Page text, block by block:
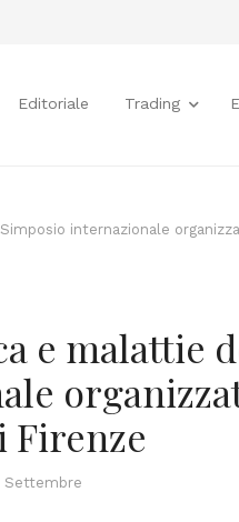
Editoriale Trading
internazionale
e malattie
Firenze
Settembre